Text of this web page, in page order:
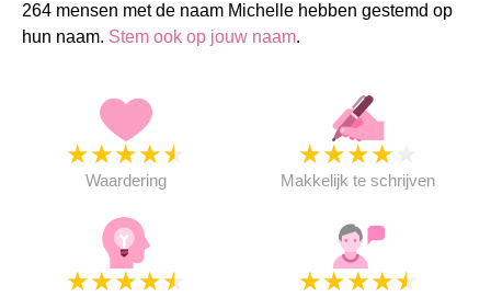
264 mensen met de naam Michelle hebben gestemd op
hun naam. Stem ook op jouw naam.
★★★★★
Waardering
★★★★
Makkelijk te schrijven
★★★★★ ★★★★★